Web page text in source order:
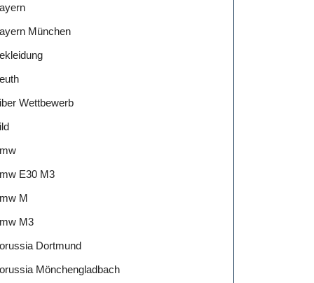
München
Wettbewerb
E30 M3
M
M3
Dortmund
Mönchengladbach